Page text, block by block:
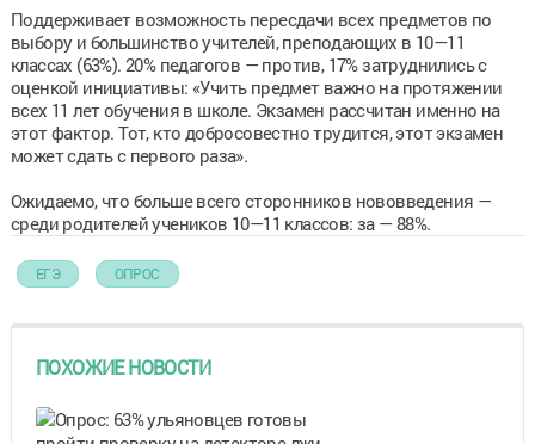
Поддерживает возможность пересдачи всех предметов по
выбору и большинство учителей, преподающих в 10—11
классах (63%). 20% педагогов — против, 17% затруднились с
оценкой инициативы: «Учить предмет важно на протяжении
всех 11 лет обучения в школе. Экзамен рассчитан именно на
этот фактор. Тот, кто добросовестно трудится, этот экзамен
может сдать с первого раза».
Ожидаемо, что больше всего сторонников нововведения —
среди родителей учеников 10—11 классов: за — 88%.
ЕГЭ ОПРОС
ПОХОЖИЕ НОВОСТИ